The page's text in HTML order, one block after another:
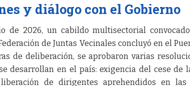
y diálogo con el Gobierno
de 2026, un cabildo multisectorial
de Juntas Vecinales concluyó en el
de deliberación, se aprobaron varias
desarrollan en el país: exigencia del cese de
de dirigentes aprehendidos en